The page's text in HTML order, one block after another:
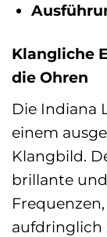
Klangliche
die Ohren
Die Indiana
einem
Klangbild.
brillante
aufdringlich